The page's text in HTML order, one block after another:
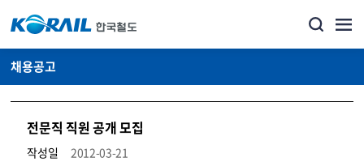
채용공고
전문직 직원 공개 모집
작성일
2012-03-21